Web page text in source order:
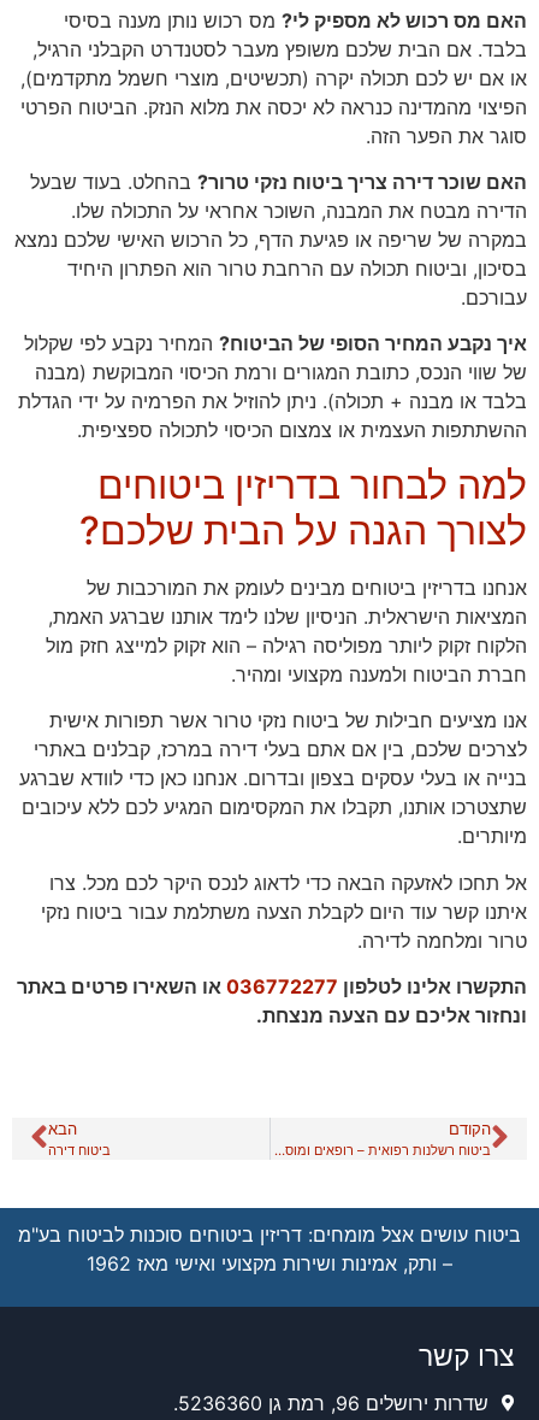
האם מס רכוש לא מספיק לי? מס רכוש נותן מענה בסיסי
בלבד. אם הבית שלכם משופץ מעבר לסטנדרט הקבלני הרגיל,
או אם יש לכם תכולה יקרה (תכשיטים, מוצרי חשמל מתקדמים),
הפיצוי מהמדינה כנראה לא יכסה את מלוא הנזק. הביטוח הפרטי
סוגר את הפער הזה.
האם שוכר דירה צריך ביטוח נזקי טרור? בהחלט. בעוד שבעל
הדירה מבטח את המבנה, השוכר אחראי על התכולה שלו.
במקרה של שריפה או פגיעת הדף, כל הרכוש האישי שלכם נמצא
בסיכון, וביטוח תכולה עם הרחבת טרור הוא הפתרון היחיד
עבורכם.
איך נקבע המחיר הסופי של הביטוח? המחיר נקבע לפי שקלול
של שווי הנכס, כתובת המגורים ורמת הכיסוי המבוקשת (מבנה
בלבד או מבנה + תכולה). ניתן להוזיל את הפרמיה על ידי הגדלת
ההשתתפות העצמית או צמצום הכיסוי לתכולה ספציפית.
למה לבחור בדריזין ביטוחים
לצורך הגנה על הבית שלכם?
אנחנו בדריזין ביטוחים מבינים לעומק את המורכבות של
המציאות הישראלית. הניסיון שלנו לימד אותנו שברגע האמת,
הלקוח זקוק ליותר מפוליסה רגילה – הוא זקוק למייצג חזק מול
חברת הביטוח ולמענה מקצועי ומהיר.
אנו מציעים חבילות של ביטוח נזקי טרור אשר תפורות אישית
לצרכים שלכם, בין אם אתם בעלי דירה במרכז, קבלנים באתרי
בנייה או בעלי עסקים בצפון ובדרום. אנחנו כאן כדי לוודא שברגע
שתצטרכו אותנו, תקבלו את המקסימום המגיע לכם ללא עיכובים
מיותרים.
אל תחכו לאזעקה הבאה כדי לדאוג לנכס היקר לכם מכל. צרו
איתנו קשר עוד היום לקבלת הצעה משתלמת עבור ביטוח נזקי
טרור ומלחמה לדירה.
התקשרו אלינו לטלפון 036772277 או השאירו פרטים באתר
ונחזור אליכם עם הצעה מנצחת.
הקודם
ביטוח רשלנות רפואית – רופאים ומוסדות רפואיים
הבא
ביטוח דירה
ביטוח עושים אצל מומחים: דריזין ביטוחים סוכנות לביטוח בע"מ
– ותק, אמינות ושירות מקצועי ואישי מאז 1962
צרו קשר
שדרות ירושלים 96, רמת גן 5236360.